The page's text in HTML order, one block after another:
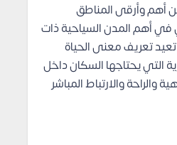
أهم وأرقى المناطق
في أهم المدن السياحية ذات
تعريف معنى الحياة
التي يحتاجها السكان داخل
والارتباط المباشر